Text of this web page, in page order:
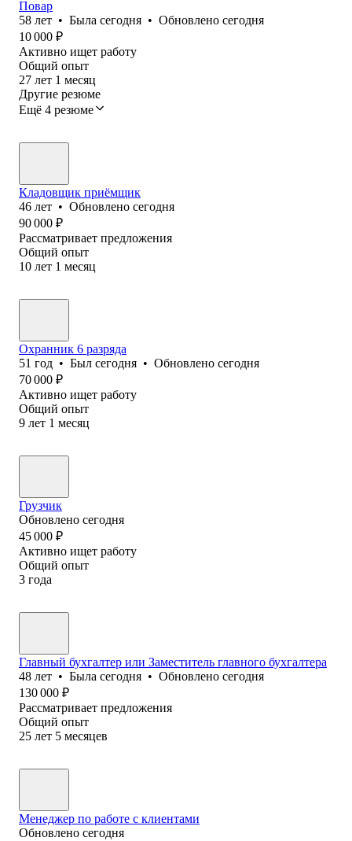
Повар
58 лет • Была сегодня • Обновлено сегодня
10 000 ₽
Активно ищет работу
Общий опыт
27 лет 1 месяц
Другие резюме
Ещё 4 резюме
Кладовщик приёмщик
46 лет • Обновлено сегодня
90 000 ₽
Рассматривает предложения
Общий опыт
10 лет 1 месяц
Охранник 6 разряда
51 год • Был сегодня • Обновлено сегодня
70 000 ₽
Активно ищет работу
Общий опыт
9 лет 1 месяц
Грузчик
Обновлено сегодня
45 000 ₽
Активно ищет работу
Общий опыт
3 года
Главный бухгалтер или Заместитель главного бухгалтера
48 лет • Была сегодня • Обновлено сегодня
130 000 ₽
Рассматривает предложения
Общий опыт
25 лет 5 месяцев
Менеджер по работе с клиентами
Обновлено сегодня